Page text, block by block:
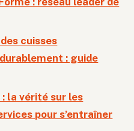
cuisses
: guide
la vérité sur les
pour s’entraîner